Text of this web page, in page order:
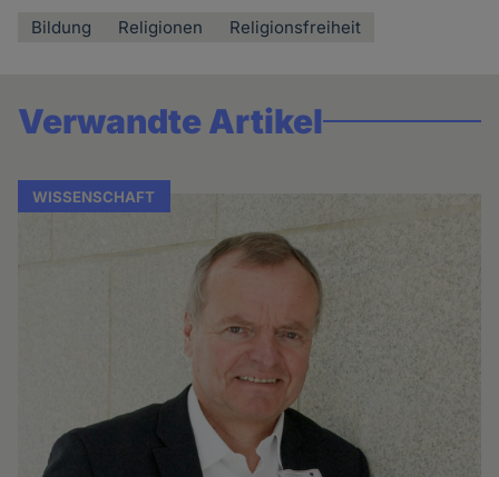
Bildung Religionen Religionsfreiheit
Verwandte Artikel
WISSENSCHAFT